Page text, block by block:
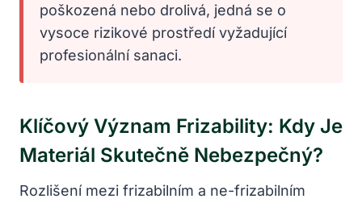
poškozená nebo drolivá, jedná se o
vysoce rizikové prostředí vyžadující
profesionální sanaci.
Klíčový Význam Frizability: Kdy Je
Materiál Skutečně Nebezpečný?
Rozlišení mezi frizabilním a ne-frizabilním